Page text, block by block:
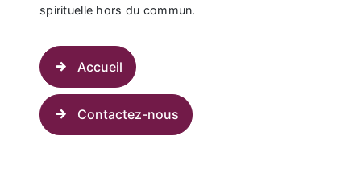
spirituelle hors du commun.
Accueil
Contactez-nous